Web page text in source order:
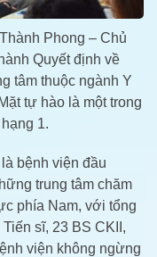
Phong – Chủ
Quyết định về
tâm thuộc ngành Y
tự hào là một trong
1.
bệnh viện đầu
trung tâm chăm
phía Nam, với tổng
sĩ, 23 BS CKII,
viện không ngừng